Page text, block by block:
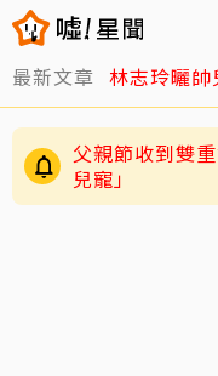
最新文章 林志玲曬帥
父親節收到雙
兒寵」